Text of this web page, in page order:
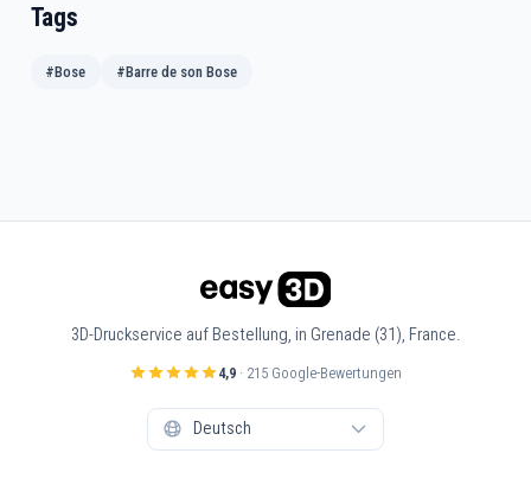
Tags
#Bose #Barre de son Bose
3D-Druckservice auf Bestellung, in Grenade (31), France.
4,9· 215 Google-Bewertungen